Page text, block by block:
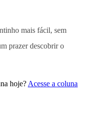
mais fácil, sem
prazer descobrir o
hoje? Acesse a coluna